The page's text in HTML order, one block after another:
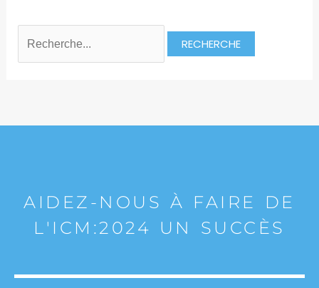
AIDEZ-NOUS À FAIRE DE
L'ICM:2024 UN SUCCÈS